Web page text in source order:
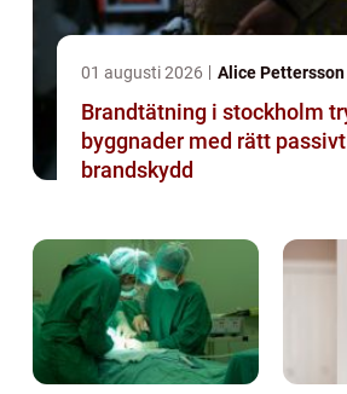
01 augusti 2026 Alice Pettersson
Brandtätning i stockholm tryggare
byggnader med rätt passivt
brandskydd